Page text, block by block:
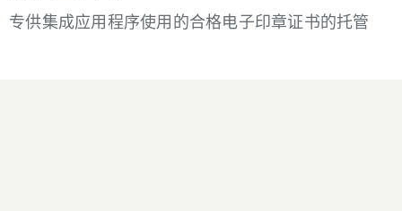
专供集成应用程序使用的合格电子印章证书的托管